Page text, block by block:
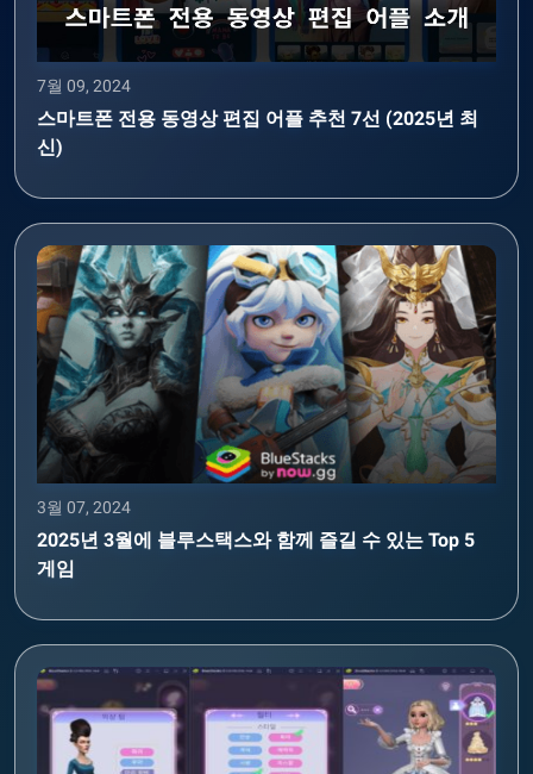
7월 09, 2024
스마트폰 전용 동영상 편집 어플 추천 7선 (2025년 최
신)
3월 07, 2024
2025년 3월에 블루스택스와 함께 즐길 수 있는 Top 5
게임